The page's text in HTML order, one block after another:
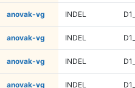
anovak-vg INDEL
anovak-vg INDEL
anovak-vg INDEL
anovak-vg INDEL